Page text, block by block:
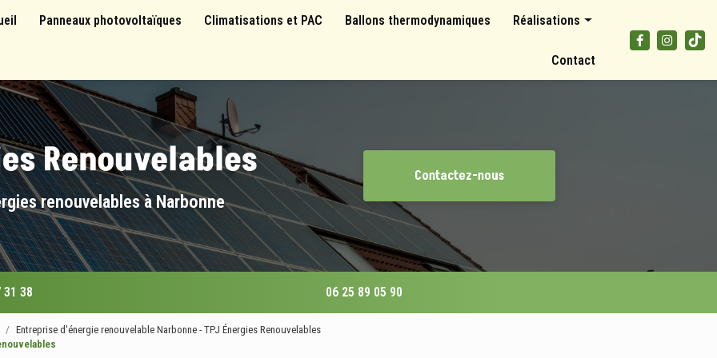
Panneaux photovoltaïques Climatisations et PAC Ballons thermodynamiques Réalisations
Panneaux photovoltaïques
Climatisations et pompes à chaleur
Contact
renouvelables à Narbonne
Contactez-nous
31 38 06 25 89 05 90
Entreprise d'énergie renouvelable Narbonne - TPJ Énergies Renouvelables